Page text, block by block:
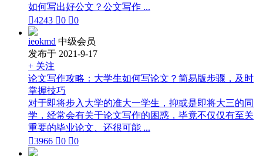
如何写出好公文？公文写作 ...
4243 0 0
ieokmd 中级会员
发布于 2021-9-17
+ 关注
论文写作攻略：大学生如何写论文？简易版步骤，及时
掌握技巧
对于即将步入大学的准大一学生，抑或是即将大三的同
学，经常会有关于论文写作的困惑，毕竟不仅仅有至关
重要的毕业论文、还很可能 ...
3966 0 0